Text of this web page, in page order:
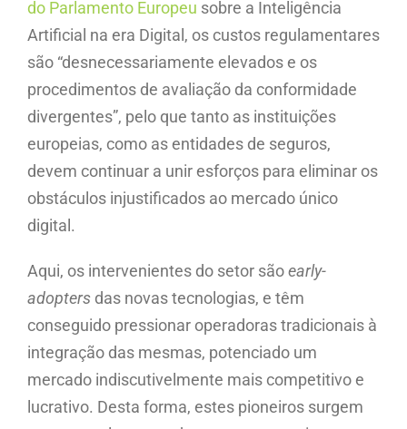
do Parlamento Europeu sobre a Inteligência
Artificial na era Digital, os custos regulamentares
são “desnecessariamente elevados e os
procedimentos de avaliação da conformidade
divergentes”, pelo que tanto as instituições
europeias, como as entidades de seguros,
devem continuar a unir esforços para eliminar os
obstáculos injustificados ao mercado único
digital.
Aqui, os intervenientes do setor sãoearly-
adoptersdas novas tecnologias, e têm
conseguido pressionar operadoras tradicionais à
integração das mesmas, potenciado um
mercado indiscutivelmente mais competitivo e
lucrativo. Desta forma, estes pioneiros surgem